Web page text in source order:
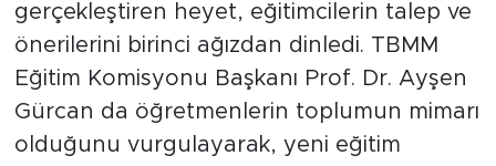
gerçekleştiren heyet, eğitimcilerin talep ve
önerilerini birinci ağızdan dinledi. TBMM
Eğitim Komisyonu Başkanı Prof. Dr. Ayşen
Gürcan da öğretmenlerin toplumun mimarı
olduğunu vurgulayarak, yeni eğitim